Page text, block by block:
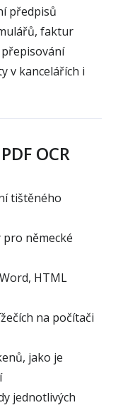
předpisů
faktur
v kancelářích i
OCR
tištěného
pro německé
HTML
na počítači
jako je
jednotlivých